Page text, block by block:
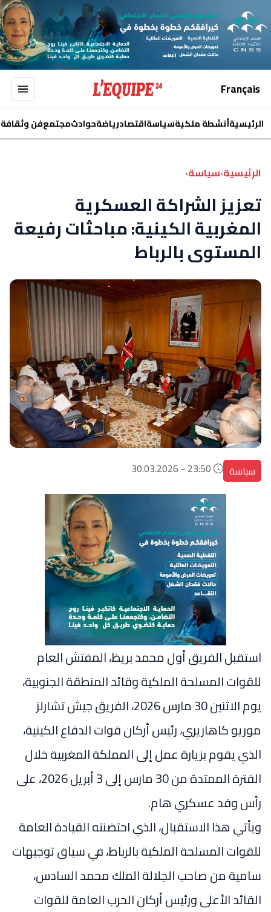
Français
الرئيسيةأنشطة ملكيةسياسةاقتصادرياضةحوادثمجتمعفن وثقافة
الرئيسية›سياسة›
تعزيز الشراكة العسكرية
المغربية الكينية: مباحثات رفيعة
المستوى بالرباط
سياسة
استقبل الفريق أول محمد بريظ، المفتش العام
للقوات المسلحة الملكية وقائد المنطقة الجنوبية،
يوم الاثنين 30 مارس 2026، الفريق جيش تشارلز
موريو كاهاريري، رئيس أركان قوات الدفاع الكينية،
الذي يقوم بزيارة عمل إلى المملكة المغربية خلال
الفترة الممتدة من 30 مارس إلى 3 أبريل 2026، على
رأس وفد عسكري هام.
ويأتي هذا الاستقبال، الذي احتضنته القيادة العامة
للقوات المسلحة الملكية بالرباط، في سياق توجيهات
سامية من صاحب الجلالة الملك محمد السادس،
القائد الأعلى ورئيس أركان الحرب العامة للقوات